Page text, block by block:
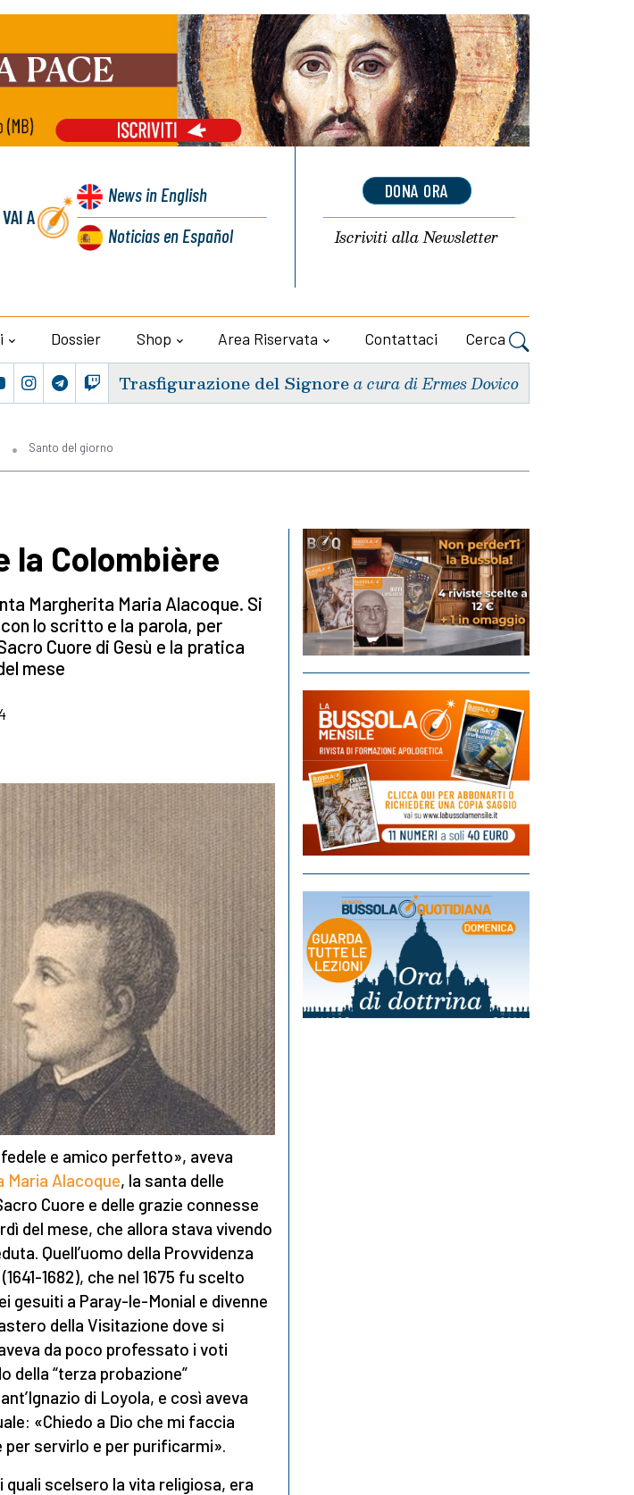
VAI A
Newsin English
Noticiasen Español
DONA ORA
Iscriviti allaNewsletter
Dossier Shop Area Riservata Contattaci Cerca
Trasfigurazione del Signorea cura di Ermes Dovico
Santo del giorno
la Colombière
Margherita Maria Alacoque. Si
lo scritto e la parola, per
Cuore di Gesù e la pratica
mese
e amico perfetto», aveva
Maria Alacoque, la santa delle
Cuore e delle grazie connesse
del mese, che allora stava vivendo
Quell’uomo della Provvidenza
1682), che nel 1675 fu scelto
gesuiti a Paray-le-Monial e divenne
della Visitazione dove si
da poco professato i voti
della “terza probazione”
di Loyola, e così aveva
«Chiedo a Dio che mi faccia
servirlo e per purificarmi».
quali scelsero la vita religiosa, era